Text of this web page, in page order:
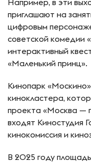
Например, в эти
приглашают на
цифровым
советской комедии
интерактивный
«Маленький принц».
Кинопарк
кинокластера,
проекта «Москва —
входят Киностудия
кинокомиссия и
В 2025 году